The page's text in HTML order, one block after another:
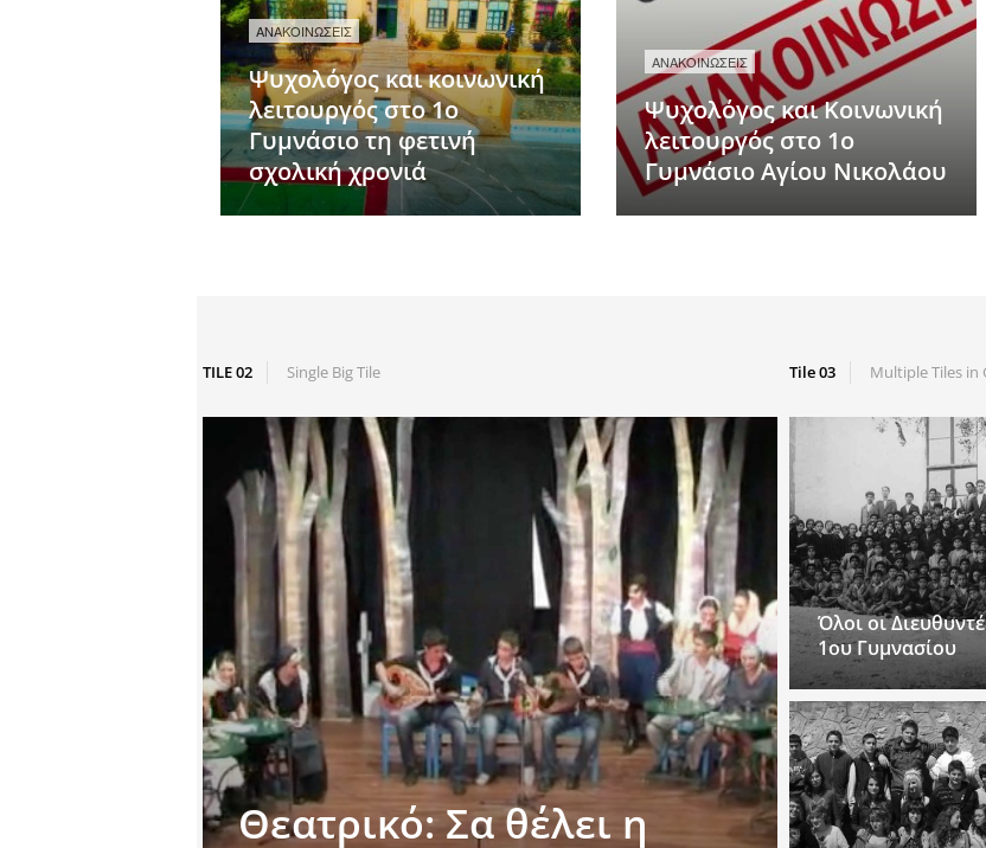
ΑΝΑΚΟΙΝΩΣΕΙΣ
Ψυχολόγος και κοινωνική
λειτουργός στο 1ο
Γυμνάσιο τη φετινή
σχολική χρονιά
ΑΝΑΚΟΙΝΩΣΕΙΣ
Ψυχολόγος και Κοινωνική
λειτουργός στο 1ο
Γυμνάσιο Αγίου Νικολάου
TILE 02 Single Big Tile
Θεατρικό: Σα θέλει η
Tile 03 Multiple Tiles in
Όλοι οι
1ου Γυμνασίου